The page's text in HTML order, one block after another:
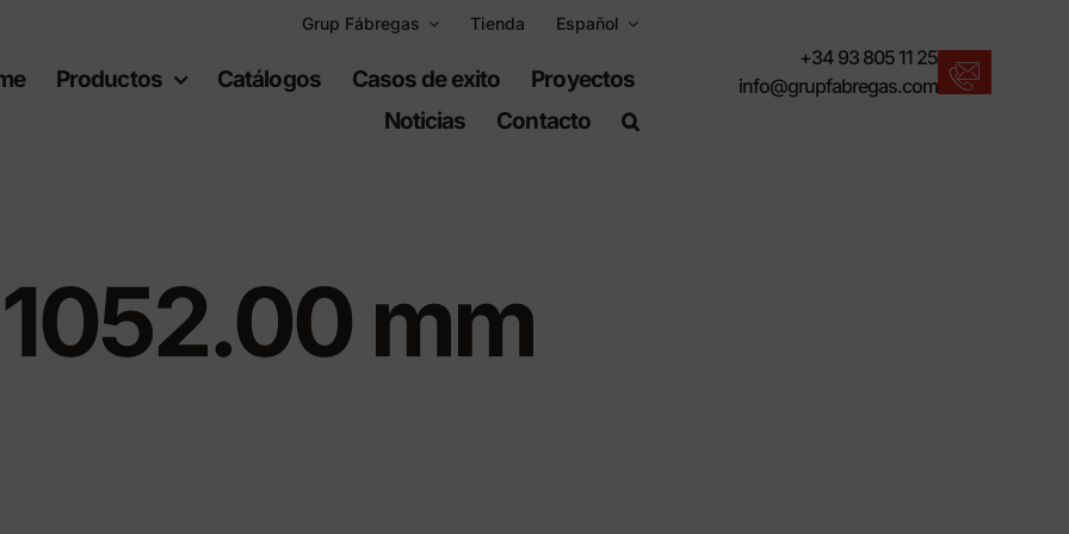
Grup Fábregas Tienda Español
Productos
Espacios
recreativos
Catálogos Casos de exito
Proyectos
Noticias
Contacto
+34 93 805 11 25
info@grupfabregas.com
1052.00 mm